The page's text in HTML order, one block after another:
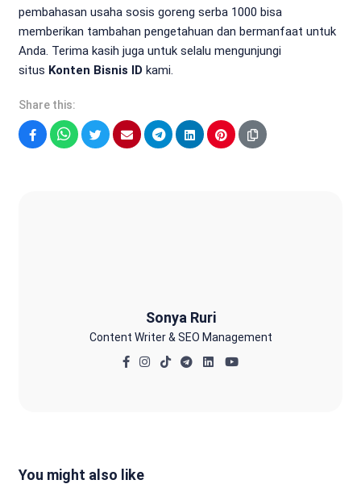
pembahasan usaha sosis goreng serba 1000 bisa
memberikan tambahan pengetahuan dan bermanfaat untuk
Anda. Terima kasih juga untuk selalu mengunjungi
situs Konten Bisnis ID kami.
Share this:
Sonya Ruri
Content Writer & SEO Management
You might also like